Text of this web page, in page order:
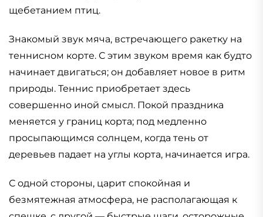
щебетанием птиц.
Знакомый звук мяча, встречающего ракетку на
теннисном корте. С этим звуком время как будто
начинает двигаться; он добавляет новое в ритм
природы. Теннис приобретает здесь
совершенно иной смысл. Покой праздника
меняется у границ корта; под медленно
просыпающимся солнцем, когда тень от
деревьев падает на углы корта, начинается игра.
С одной стороны, царит спокойная и
безмятежная атмосфера, не располагающая к